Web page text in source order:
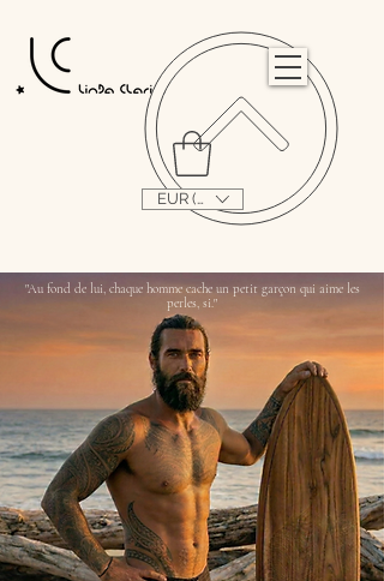
EUR (€)
"Au fond de lui, chaque homme cache un petit garçon qui aime les
perles, si."